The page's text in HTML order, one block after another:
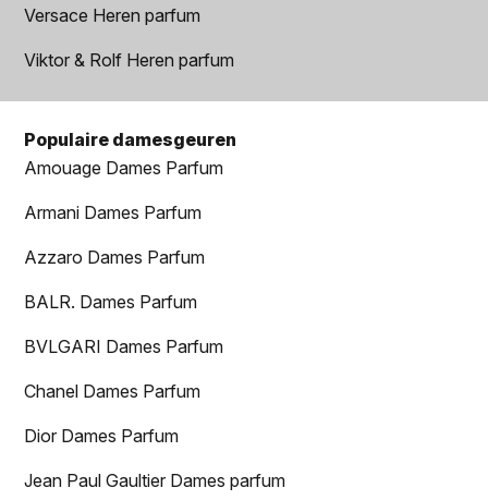
Versace Heren parfum
Viktor & Rolf Heren parfum
Populaire damesgeuren
Amouage Dames Parfum
Armani Dames Parfum
Azzaro Dames Parfum
BALR. Dames Parfum
BVLGARI Dames Parfum
Chanel Dames Parfum
Dior Dames Parfum
Jean Paul Gaultier Dames parfum